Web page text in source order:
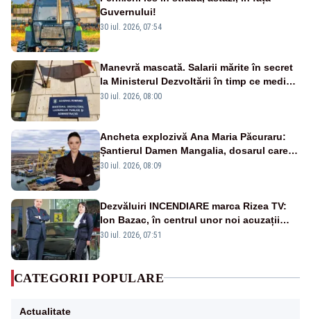
Guvernului!
30 iul. 2026, 07:54
Manevră mascată. Salarii mărite în secret
la Ministerul Dezvoltării în timp ce medicii
ies în stradă
30 iul. 2026, 08:00
Ancheta explozivă Ana Maria Păcuraru:
Șantierul Damen Mangalia, dosarul care
scufundă apărarea României
30 iul. 2026, 08:09
Dezvăluiri INCENDIARE marca Rizea TV:
Ion Bazac, în centrul unor noi acuzații
publice
30 iul. 2026, 07:51
CATEGORII POPULARE
Actualitate